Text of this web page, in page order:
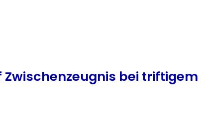
Zwischenzeugnis bei triftigem